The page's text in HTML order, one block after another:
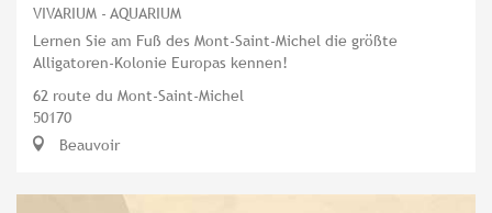
VIVARIUM - AQUARIUM
Lernen Sie am Fuß des Mont-Saint-Michel die größte
Alligatoren-Kolonie Europas kennen!
62 route du Mont-Saint-Michel
50170
Beauvoir